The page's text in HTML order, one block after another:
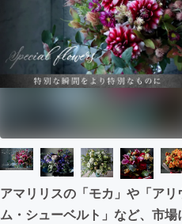
映像・映画
ビジネス・起業
まちづくり・地域活
CAMPFIRE for Social
CAMPFIREふるさと納税
アマリリスの「モカ」や「アリ
ム・シューベルト」など、市場